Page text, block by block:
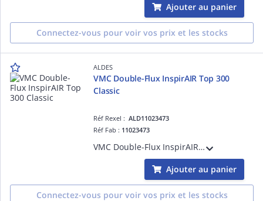
Ajouter au panier
Connectez-vous pour voir vos prix et les stocks
ALDES
VMC Double-Flux InspirAIR Top 300
Classic
Réf Rexel :ALD11023473
Réf Fab : 11023473
VMC Double-Flux InspirAIR Top 300 Classic, ventilation double-flux avec récupération d'énergie avec débit jusqu'à 300 m³/h pour maison individuelle et logement collectif
Ajouter au panier
Connectez-vous pour voir vos prix et les stocks